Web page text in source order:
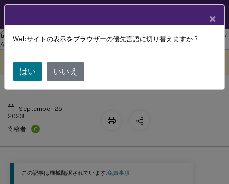
リナックス バーチャル デリバリー エージェント
Linux Virtual Delivery
Agent 2305
この記事は機械翻訳されています.免責事項
翻訳されています。
認証
September 25,
2023
寄稿者:
C
×
Webサイトの表示をブラウザーの優先言語に切り替えますか ?
はい いいえ